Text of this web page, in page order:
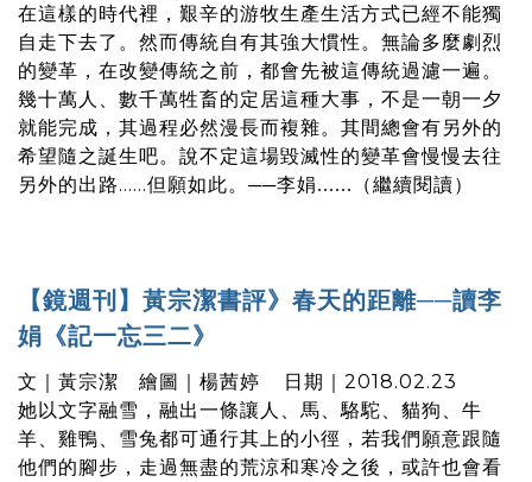
在這樣的時代裡，艱辛的游牧生產生活方式已經不能獨
自走下去了。然而傳統自有其強大慣性。無論多麼劇烈
的變革，在改變傳統之前，都會先被這傳統過濾一遍。
幾十萬人、數千萬牲畜的定居這種大事，不是一朝一夕
就能完成，其過程必然漫長而複雜。其間總會有另外的
希望隨之誕生吧。說不定這場毀滅性的變革會慢慢去往
另外的出路……但願如此。──李娟......（繼續閱讀）
【鏡週刊】黃宗潔書評》春天的距離──讀李
娟《記一忘三二》
文｜黃宗潔 繪圖｜楊茜婷 日期｜2018.02.23
她以文字融雪，融出一條讓人、馬、駱駝、貓狗、牛
羊、雞鴨、雪兔都可通行其上的小徑，若我們願意跟隨
他們的腳步，走過無盡的荒涼和寒冷之後，或許也會看